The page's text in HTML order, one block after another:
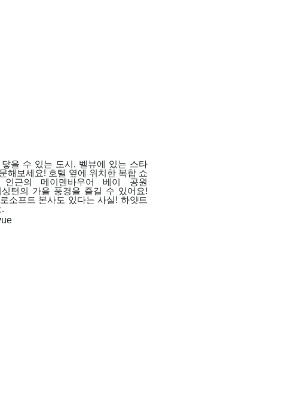
을 수 있는 도시, 벨뷰에 있는 스타
해보세요! 호텔 옆에 위치한 복합 쇼
근의 메이덴바우어 베이 공원
턴의 가을 풍경을 즐길 수 있어요!
소프트 본사도 있다는 사실! 하얏트